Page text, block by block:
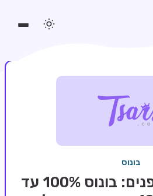
בונוס
חבילת קבלת פנים: בונוס 100% עד